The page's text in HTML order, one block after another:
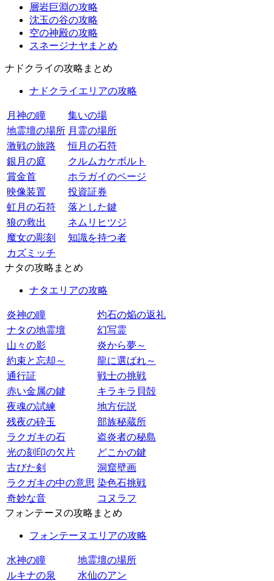
層岩巨淵の攻略
沈玉の谷の攻略
空の神殿の攻略
スネージナヤまとめ
ナドクライの攻略まとめ
ナドクライエリアの攻略
月神の瞳
集いの場
地霊壇の場所 月霊の場所
激戦の旅路
恒月の石符
銀月の庭
クルムカケボルト
賞金首
ホラガイのページ
映像装置
投資証券
虹月の石符
落とした鍵
狼の救出
ネムリヒツジ
魔女の彫刻
知識を持つ者
カズミッチ
ナタの攻略まとめ
ナタエリアの攻略
炎神の瞳
灼石の焔の返礼
ナタの地霊壇
幻写霊
山々の影
炎から夢～
約束と忘却～
龍に選ばれ～
通行証
戦士の挑戦
赤い金属の鍵
キラキラ貝殻
夜魂の試練
地方伝説
残夜の砕玉
部族秘蔵所
ラクガキの石
盗炎者の秘島
光の刻印の欠片
どこかの鍵
古びた剣
洞窟壁画
ラクガキの中の意思 染色石挑戦
奇妙な音
コヌラフ
フォンテーヌの攻略まとめ
フォンテーヌエリアの攻略
水神の瞳
地霊壇の場所
ルキナの泉
水仙のアン